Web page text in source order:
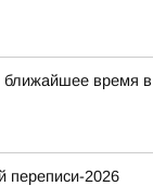
время
переписи-2026